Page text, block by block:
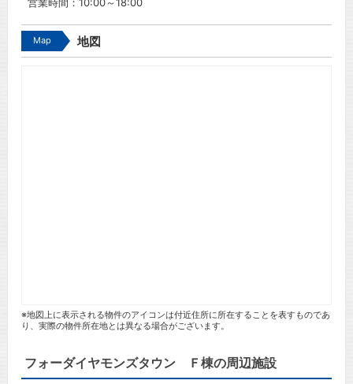
Map 地図
※地図上に表示される物件のアイコンは付近住所に所在することを表すものであ
り、実際の物件所在地とは異なる場合がございます。
フォーダイヤモンズタウン Ｆ棟の周辺施設